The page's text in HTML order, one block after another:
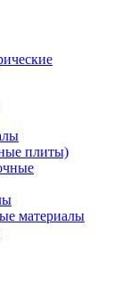
плиты)
материалы